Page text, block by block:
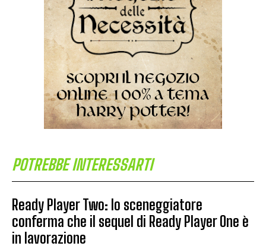
POTREBBE INTERESSARTI
Ready Player Two: lo sceneggiatore
conferma che il sequel di Ready Player One è
in lavorazione